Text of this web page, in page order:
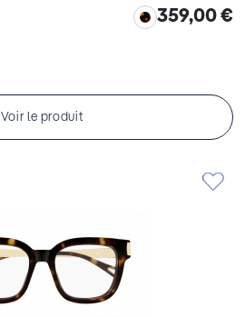
359,00 €
Voir le produit